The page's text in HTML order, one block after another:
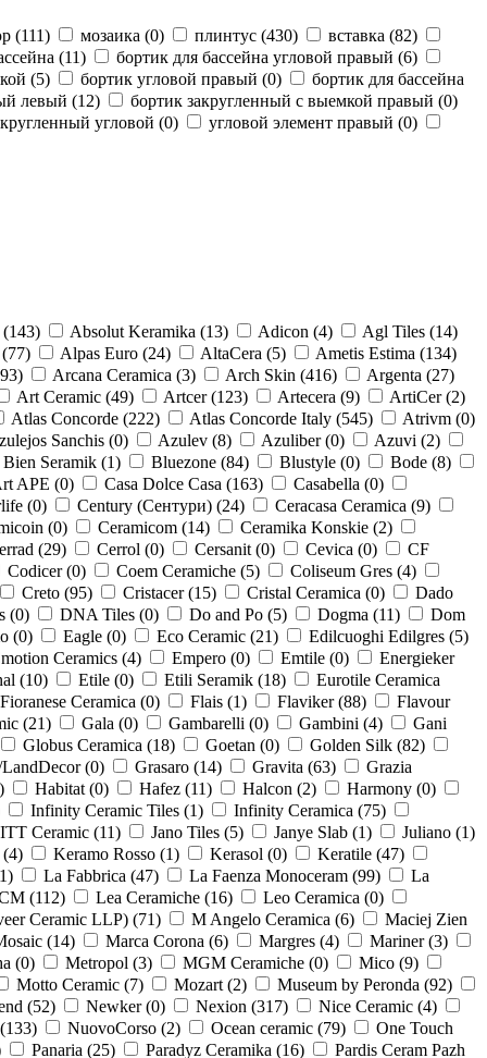
(111) мозаика (0) плинтус (430) вставка (82)
(11) бортик для бассейна угловой правый (6)
(5) бортик угловой правый (0)
бортик для бассейна
левый (12) бортик закругленный с выемкой правый (0)
угловой (0) угловой элемент правый (0)
(143) Absolut Keramika (13) Adicon (4) Agl Tiles (14)
77) Alpas Euro (24) AltaCera (5) Ametis Estima (134)
93) Arcana Ceramica (3) Arch Skin (416) Argenta (27)
Art Ceramic (49) Artcer (123) Artecera (9) ArtiCer (2)
Atlas Concorde (222) Atlas Concorde Italy (545) Atrivm (0)
Sanchis (0) Azulev (8) Azuliber (0) Azuvi (2)
Bien Seramik (1) Bluezone (84) Blustyle (0) Bode (8)
APE (0) Casa Dolce Casa (163) Casabella (0)
(0) Century (Сентури) (24) Ceracasa Ceramica (9)
(0) Ceramicom (14) Ceramika Konskie (2)
(29) Cerrol (0) Cersanit (0) Cevica (0)
CF
Codicer (0) Coem Ceramiche (5) Coliseum Gres (4)
Creto (95) Cristacer (15) Cristal Ceramica (0)
Dado
(0) DNA Tiles (0) Do and Po (5) Dogma (11)
Dom
(0) Eagle (0) Eco Ceramic (21) Edilcuoghi Edilgres (5)
Ceramics (4) Empero (0) Emtile (0)
Energieker
(10) Etile (0) Etili Seramik (18)
Eurotile Ceramica
Fioranese Ceramica (0) Flais (1) Flaviker (88)
Flavour
(21) Gala (0) Gambarelli (0) Gambini (4)
Gani
Globus Ceramica (18) Goetan (0) Golden Silk (82)
(0) Grasaro (14) Gravita (63)
Grazia
) Habitat (0) Hafez (11) Halcon (2) Harmony (0)
Infinity Ceramic Tiles (1) Infinity Ceramica (75)
ITT Ceramic (11) Jano Tiles (5) Janye Slab (1) Juliano (1)
(4) Keramo Rosso (1) Kerasol (0) Keratile (47)
1) La Fabbrica (47) La Faenza Monoceram (99)
La
(112) Lea Ceramiche (16) Leo Ceramica (0)
Ceramic LLP) (71) M Angelo Ceramica (6)
Maciej Zien
(14) Marca Corona (6) Margres (4) Mariner (3)
(0) Metropol (3) MGM Ceramiche (0) Mico (9)
Motto Ceramic (7) Mozart (2) Museum by Peronda (92)
(52) Newker (0) Nexion (317) Nice Ceramic (4)
133) NuovoCorso (2) Ocean ceramic (79)
One Touch
Panaria (25) Paradyz Ceramika (16) Pardis Ceram Pazh